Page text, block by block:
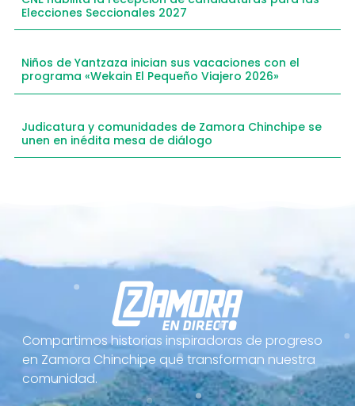
Elecciones Seccionales 2027
Niños de Yantzaza inician sus vacaciones con el
programa «Wekain El Pequeño Viajero 2026»
Judicatura y comunidades de Zamora Chinchipe se
unen en inédita mesa de diálogo
Compartimos historias inspiradoras de progreso
en Zamora Chinchipe que transforman nuestra
comunidad.